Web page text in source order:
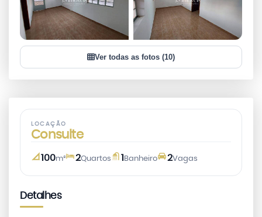
+7
VER TODAS AS FOTOS
Ver todas as fotos (10)
LOCAÇÃO
Consulte
100m² 2Quartos 1 Banheiro 2Vagas
Detalhes